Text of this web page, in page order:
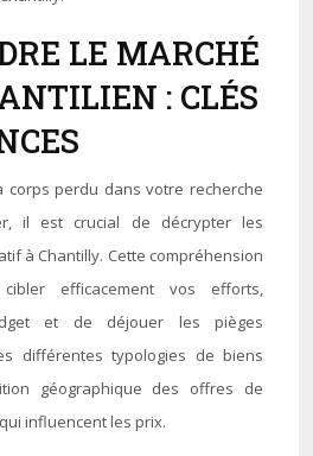
LE MARCHÉ
: CLÉS
corps perdu dans votre recherche
il est crucial de décrypter les
à Chantilly. Cette compréhension
efficacement vos efforts,
et de déjouer les pièges
différentes typologies de biens
géographique des offres de
influencent les prix.